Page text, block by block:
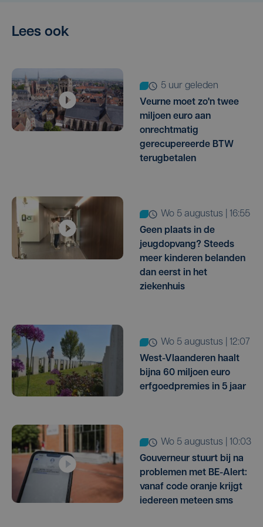
Lees ook
5 uur geleden
Veurne moet zo'n twee
miljoen euro aan
onrechtmatig
gerecupereerde BTW
terugbetalen
wo 5 augustus | 16:55
Geen plaats in de
jeugdopvang? Steeds
meer kinderen belanden
dan eerst in het
ziekenhuis
wo 5 augustus | 12:07
West-Vlaanderen haalt
bijna 60 miljoen euro
erfgoedpremies in 5 jaar
wo 5 augustus | 10:03
Gouverneur stuurt bij na
problemen met BE-Alert:
vanaf code oranje krijgt
iedereen meteen sms